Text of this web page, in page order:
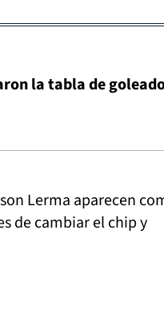
la tabla de
Lerma aparecen
de cambiar el chip y